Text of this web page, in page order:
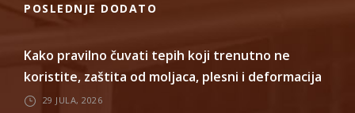
POSLEDNJE DODATO
Kako pravilno čuvati tepih koji trenutno ne
koristite, zaštita od moljaca, plesni i deformacija
29 JULA, 2026